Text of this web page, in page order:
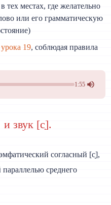
местах, где желательно
или его грамматическую
урока 19, соблюдая правила
1:55
и звук [с̣].
согласный [с̣],
параллелью среднего